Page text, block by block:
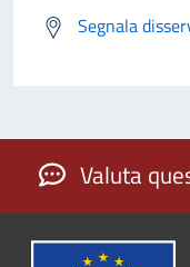
Segnala
Valuta